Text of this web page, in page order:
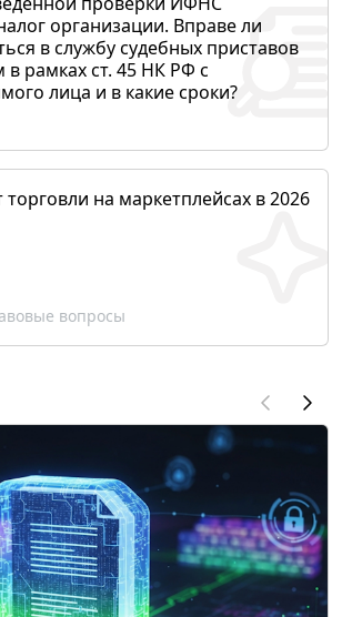
организации. Вправе ли
в службу судебных приставов
в рамках ст. 45 НК РФ с
лица и в какие сроки?
торговли на маркетплейсах в 2026
вопросы